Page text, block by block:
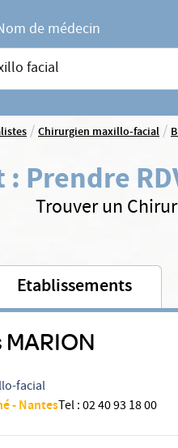
de médecin
ou un service
/Chirurgien maxillo-facial/
: Prendre
Trouver un
Etablissements
facial
- NantesTel:02 40 93 18 00